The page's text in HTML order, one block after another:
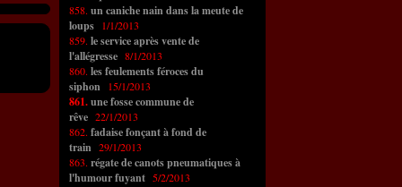
858. un caniche nain dans la meute de
loups 1/1/2013
859. le service après vente de
l'allégresse 8/1/2013
860. les feulements féroces du
siphon 15/1/2013
861.une fosse commune de
rêve 22/1/2013
862. fadaise fonçant à fond de
train 29/1/2013
863. régate de canots pneumatiques à
l'humour fuyant 5/2/2013